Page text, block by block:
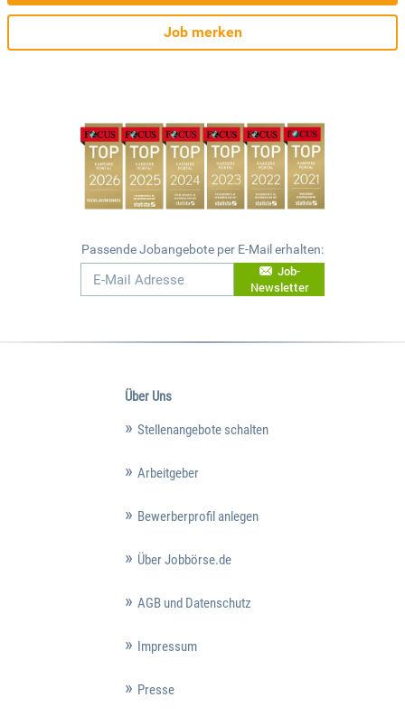
Job merken
Passende Jobangebote per E-Mail erhalten:
Job-
Newsletter
Über Uns
Stellenangebote schalten
Arbeitgeber
Bewerberprofil anlegen
Über Jobbörse.de
AGB und Datenschutz
Impressum
Presse